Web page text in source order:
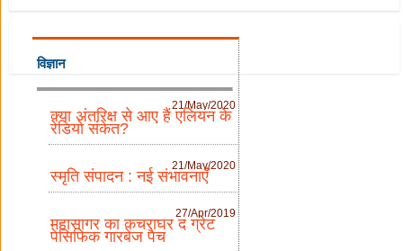
विज्ञान
21/May/2020
क्या अंतरिक्ष से आए हैं एलियन के
रेडियो संकेत?
21/May/2020
स्मृति संपादन : नई संभावनाएँ
27/Apr/2019
महासागर का कचराघर द ग्रेट
पेसिफिक गारबेज पैच